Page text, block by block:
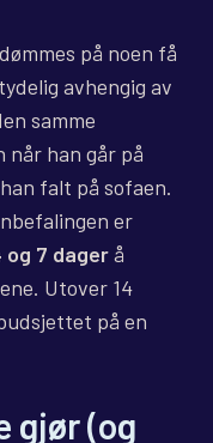
på noen få
avhengig av
samme
når han går på
falt på sofaen.
er
og 7 dagerå
Utover 14
på en
gjør (og